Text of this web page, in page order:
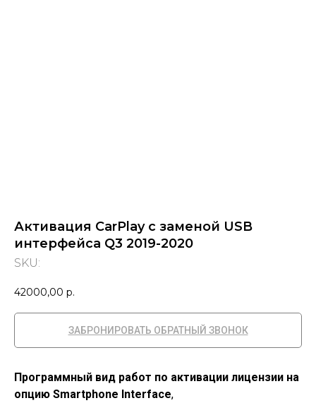
Активация CarPlay c заменой USB
интерфейса Q3 2019-2020
SKU:
42000,00 р.
ЗАБРОНИРОВАТЬ ОБРАТНЫЙ ЗВОНОК
Программный вид работ по активации лицензии на
опцию Smartphone Interface,